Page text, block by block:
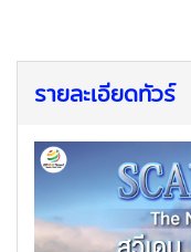
รายละเอียดทัวร์